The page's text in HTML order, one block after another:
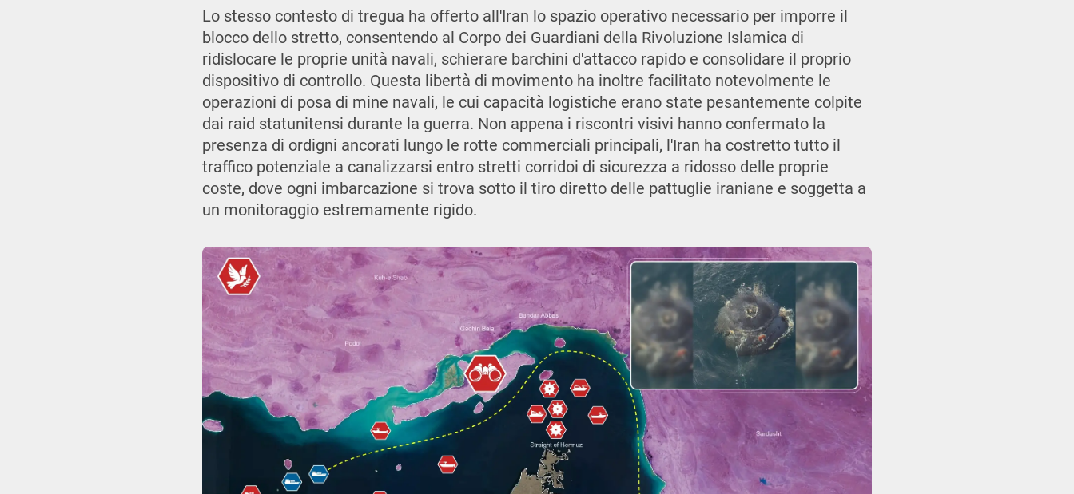
Lo stesso contesto di tregua ha offerto all'Iran lo spazio operativo necessario per imporre il
blocco dello stretto, consentendo al Corpo dei Guardiani della Rivoluzione Islamica di
ridislocare le proprie unità navali, schierare barchini d'attacco rapido e consolidare il proprio
dispositivo di controllo. Questa libertà di movimento ha inoltre facilitato notevolmente le
operazioni di posa di mine navali, le cui capacità logistiche erano state pesantemente colpite
dai raid statunitensi durante la guerra. Non appena i riscontri visivi hanno confermato la
presenza di ordigni ancorati lungo le rotte commerciali principali, l'Iran ha costretto tutto il
traffico potenziale a canalizzarsi entro stretti corridoi di sicurezza a ridosso delle proprie
coste, dove ogni imbarcazione si trova sotto il tiro diretto delle pattuglie iraniane e soggetta a
un monitoraggio estremamente rigido.